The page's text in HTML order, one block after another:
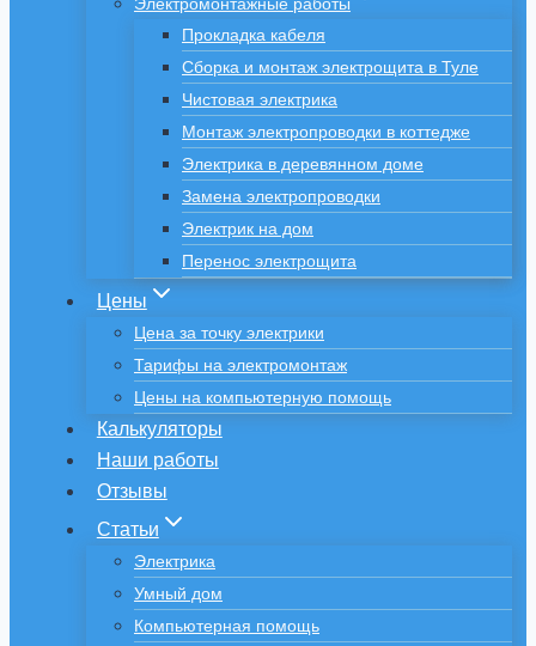
Прокладка кабеля
Сборка и монтаж электрощита в Туле
Чистовая электрика
Монтаж электропроводки в коттедже
Электрика в деревянном доме
Замена электропроводки
Электрик на дом
Перенос электрощита
Цены
Цена за точку электрики
Тарифы на электромонтаж
Цены на компьютерную помощь
Калькуляторы
Наши работы
Отзывы
Статьи
Электрика
Умный дом
Компьютерная помощь